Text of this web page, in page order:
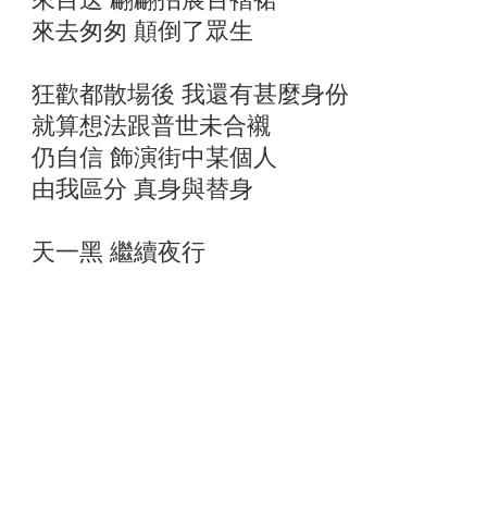
來去匆匆 顛倒了眾生
狂歡都散場後 我還有甚麼身份
就算想法跟普世未合襯
仍自信 飾演街中某個人
由我區分 真身與替身
天一黑 繼續夜行